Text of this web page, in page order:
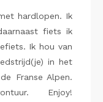
hardlopen. Ik
fiets ik
Ik hou van
in het
Franse Alpen.
Enjoy!